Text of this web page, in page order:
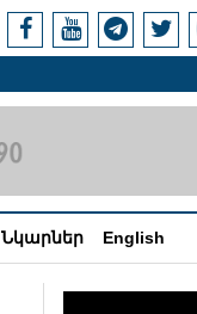
Նկարներ English